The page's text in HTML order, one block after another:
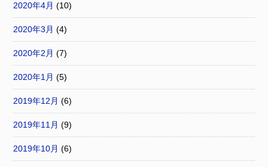
2020年4月 (10)
2020年3月 (4)
2020年2月 (7)
2020年1月 (5)
2019年12月 (6)
2019年11月 (9)
2019年10月 (6)